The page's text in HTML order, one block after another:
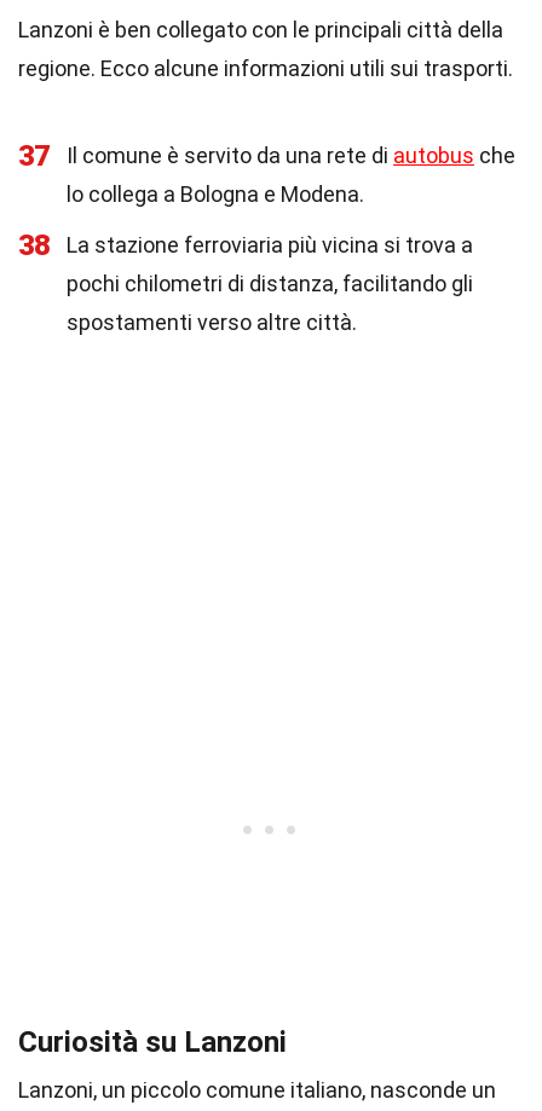
Lanzoni è ben collegato con le principali città della
regione. Ecco alcune informazioni utili sui trasporti.
37 Il comune è servito da una rete di autobus che
lo collega a Bologna e Modena.
38
La stazione ferroviaria più vicina si trova a
pochi chilometri di distanza, facilitando gli
spostamenti verso altre città.
Curiosità su Lanzoni
Lanzoni, un piccolo comune italiano, nasconde un